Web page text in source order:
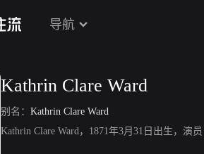
导航
Kathrin Clare Ward
别名： Kathrin Clare Ward
Kathrin Clare Ward，1871年3月31日出生，演